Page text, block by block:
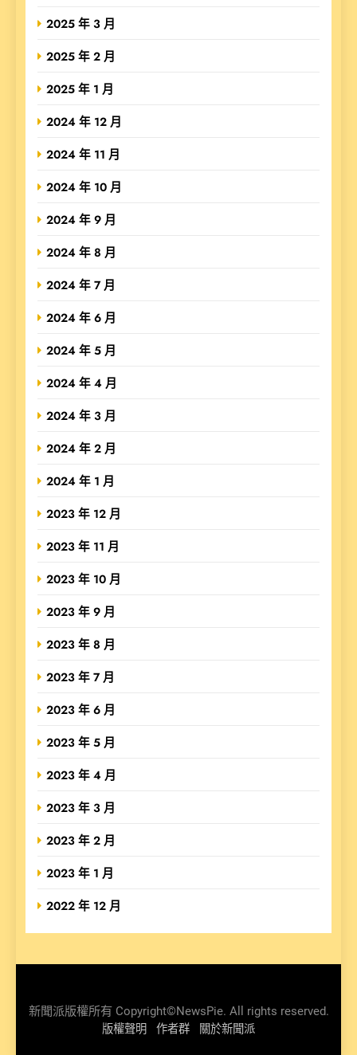
2025 年 3 月
2025 年 2 月
2025 年 1 月
2024 年 12 月
2024 年 11 月
2024 年 10 月
2024 年 9 月
2024 年 8 月
2024 年 7 月
2024 年 6 月
2024 年 5 月
2024 年 4 月
2024 年 3 月
2024 年 2 月
2024 年 1 月
2023 年 12 月
2023 年 11 月
2023 年 10 月
2023 年 9 月
2023 年 8 月
2023 年 7 月
2023 年 6 月
2023 年 5 月
2023 年 4 月
2023 年 3 月
2023 年 2 月
2023 年 1 月
2022 年 12 月
新聞派版權所有 Copyright©NewsPie. All rights reserved.
版權聲明 作者群 關於新聞派